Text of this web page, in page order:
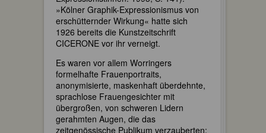
»Kölner Graphik-Expressionismus von
erschütternder Wirkung« hatte sich
1926 bereits die Kunstzeitschrift
CICERONE vor ihr verneigt.
Es waren vor allem Worringers
formelhafte Frauenportraits,
anonymisierte, maskenhaft überdehnte,
sprachlose Frauengesichter mit
übergroßen, von schweren Lidern
gerahmten Augen, die das
zeitgenössische Publikum verzauberten: